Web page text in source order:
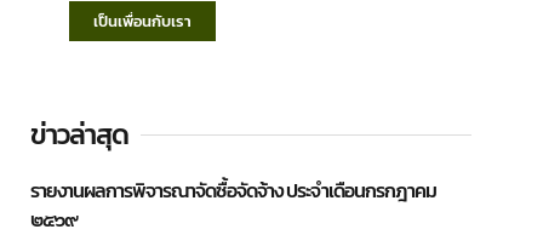
เป็นเพื่อนกับเรา
ข่าวล่าสุด
รายงานผลการพิจารณาจัดซื้อจัดจ้าง ประจำเดือนกรกฎาคม
๒๕๖๙